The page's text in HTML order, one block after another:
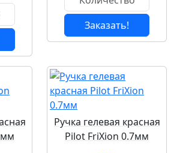
Заказать!
Ручка гелевая красная
Pilot FriXion 0.7мм